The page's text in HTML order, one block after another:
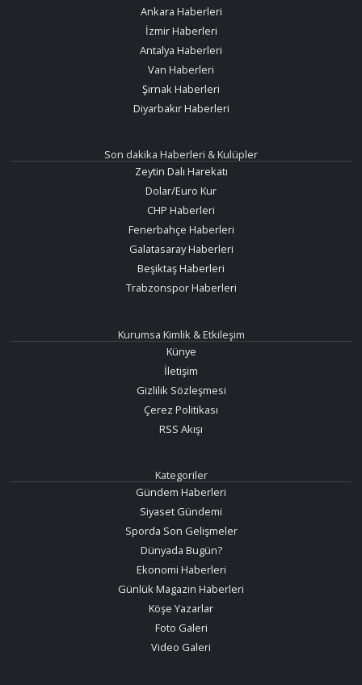
Ankara Haberleri
İzmir Haberleri
Antalya Haberleri
Van Haberleri
Şırnak Haberleri
Diyarbakır Haberleri
Son dakika Haberleri & Kulüpler
Zeytin Dalı Harekatı
Dolar/Euro Kur
CHP Haberleri
Fenerbahçe Haberleri
Galatasaray Haberleri
Beşiktaş Haberleri
Trabzonspor Haberleri
Kurumsa Kimlik & Etkileşim
Künye
İletişim
Gizlilik Sözleşmesi
Çerez Politikası
RSS Akışı
Kategoriler
Gündem Haberleri
Siyaset Gündemi
Sporda Son Gelişmeler
Dünyada Bugün?
Ekonomi Haberleri
Günlük Magazin Haberleri
Köşe Yazarlar
Foto Galeri
Video Galeri